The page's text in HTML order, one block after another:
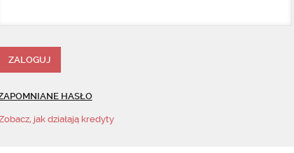
HASŁO
jak działają kredyty